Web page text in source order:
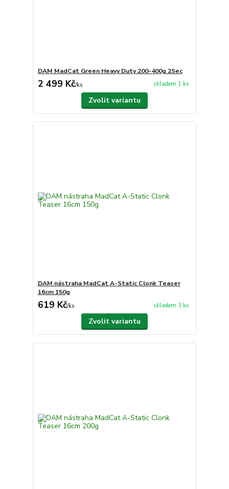
DAM MadCat Green Heavy Duty 200-400g 2Sec
2 499 Kč/ks skladem 1 ks
Zvolit variantu
DAM nástraha MadCat A-Static Clonk Teaser
16cm 150g
619 Kč/ks skladem 3 ks
Zvolit variantu